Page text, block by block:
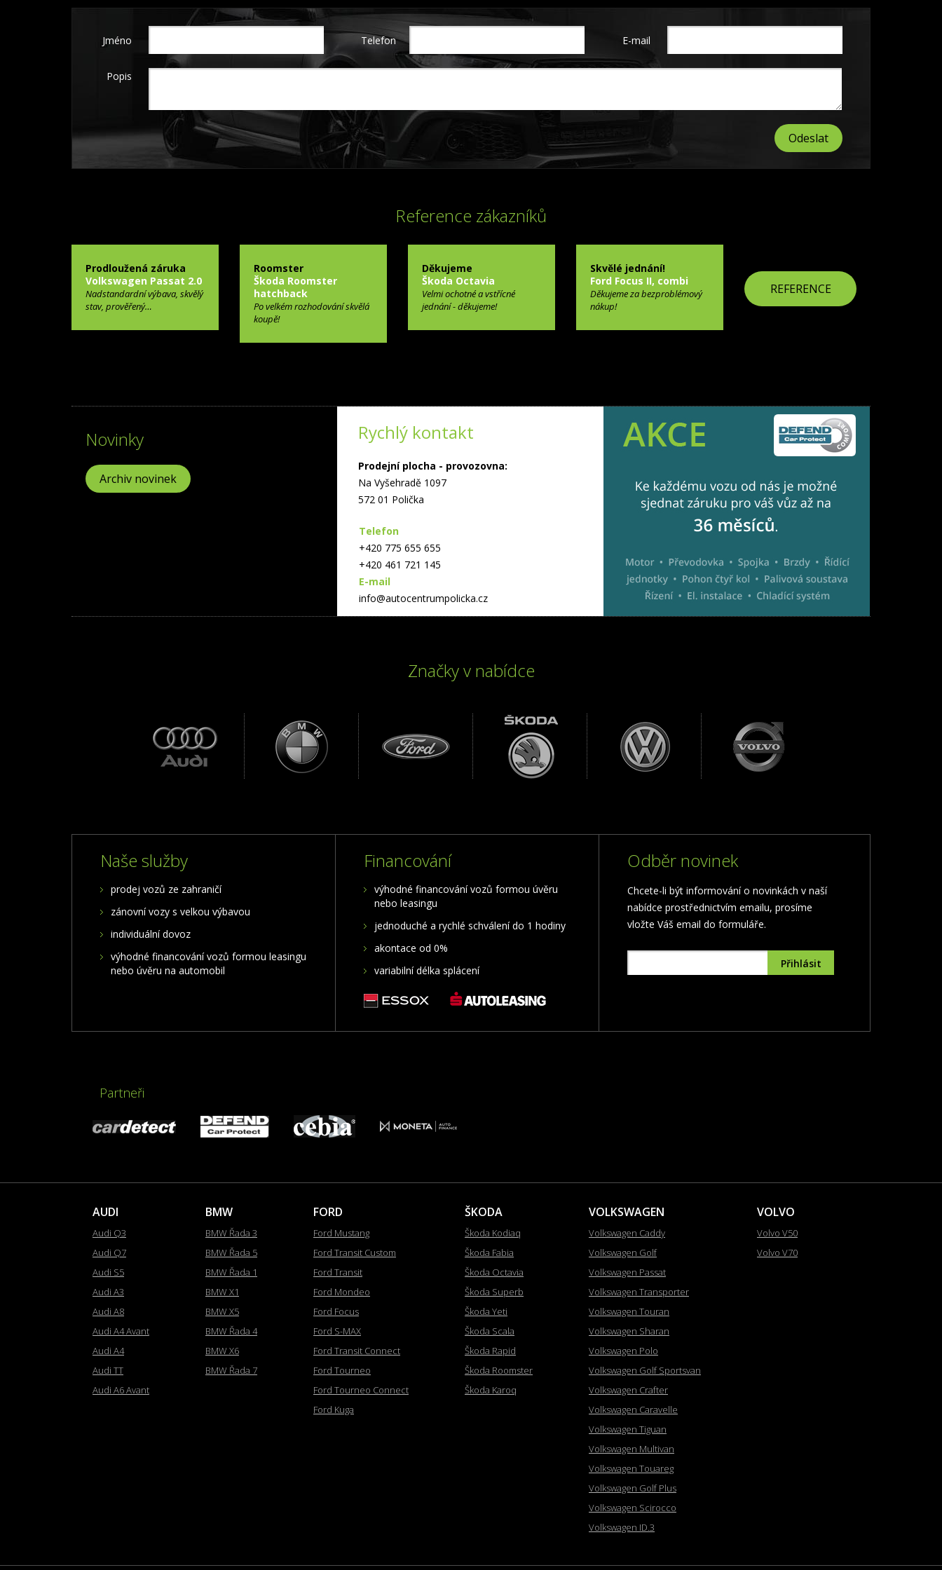
Jméno Telefon E-mail
Popis
Reference zákazníků
Prodloužená záruka
Volkswagen Passat 2.0
Nadstandardní výbava, skvělý
stav, prověřený…
Roomster
Škoda Roomster
hatchback
Po velkém rozhodování skvělá
koupě!
Děkujeme
Škoda Octavia
Velmi ochotné a vstřícné
jednání - děkujeme!
Skvělé jednání!
Ford Focus II, combi
Děkujeme za bezproblémový
nákup!
REFERENCE
Novinky
Archiv novinek
Rychlý kontakt
Prodejní plocha - provozovna:
Na Vyšehradě 1097
572 01 Polička
Telefon
+420 775 655 655
+420 461 721 145
E-mail
info@autocentrumpolicka.cz
Značky v nabídce
Naše služby
prodej vozů ze zahraničí
zánovní vozy s velkou výbavou
individuální dovoz
výhodné financování vozů formou leasingu
nebo úvěru na automobil
Financování
výhodné financování vozů formou úvěru
nebo leasingu
jednoduché a rychlé schválení do 1 hodiny
akontace od 0%
variabilní délka splácení
Odběr novinek
Chcete-li být informování o novinkách v naší
nabídce prostřednictvím emailu, prosíme
vložte Váš email do formuláře.
Partneři
AUDI
Audi Q3
Audi Q7
Audi S5
Audi A3
Audi A8
Audi A4 Avant
Audi A4
Audi TT
Audi A6 Avant
BMW
BMW Řada 3
BMW Řada 5
BMW Řada 1
BMW X1
BMW X5
BMW Řada 4
BMW X6
BMW Řada 7
FORD
Ford Mustang
Ford Transit Custom
Ford Transit
Ford Mondeo
Ford Focus
Ford S-MAX
Ford Transit Connect
Ford Tourneo
Ford Tourneo Connect
Ford Kuga
ŠKODA
Škoda Kodiaq
Škoda Fabia
Škoda Octavia
Škoda Superb
Škoda Yeti
Škoda Scala
Škoda Rapid
Škoda Roomster
Škoda Karoq
VOLKSWAGEN
Volkswagen Caddy
Volkswagen Golf
Volkswagen Passat
Volkswagen Transporter
Volkswagen Touran
Volkswagen Sharan
Volkswagen Polo
Volkswagen Golf Sportsvan
Volkswagen Crafter
Volkswagen Caravelle
Volkswagen Tiguan
Volkswagen Multivan
Volkswagen Touareg
Volkswagen Golf Plus
Volkswagen Scirocco
Volkswagen ID.3
VOLVO
Volvo V50
Volvo V70